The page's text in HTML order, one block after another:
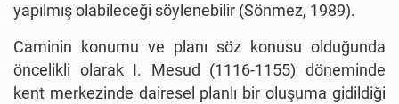
yapılmış olabileceği söylenebilir (Sönmez, 1989).
Caminin konumu ve planı söz konusu olduğunda
öncelikli olarak I. Mesud (1116-1155) döneminde
kent merkezinde dairesel planlı bir oluşuma gidildiği